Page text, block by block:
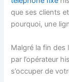
que ses clients
pourquoi, une
Malgré la fin des
par l’opérateur
s’occuper de